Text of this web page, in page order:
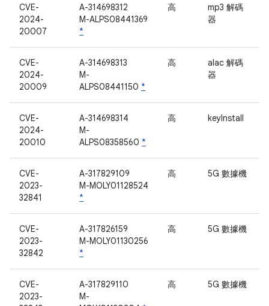
CVE-
2024-
20007
A-314698312
M-ALPS08441369
*
高
mp3 解碼
器
CVE-
2024-
20009
A-314698313
M-
ALPS08441150 *
高
alac 解碼
器
CVE-
2024-
20010
A-314698314
M-
ALPS08358560 *
高 keyInstall
CVE-
2023-
32841
A-317829109
M-MOLY01128524
*
高 5G 數據機
CVE-
2023-
32842
A-317826159
M-MOLY01130256
*
高 5G 數據機
CVE-
2023-
A-317829110
M-
高 5G 數據機